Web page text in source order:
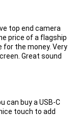
top end camera
price of a flagship
for the money. Very
Great sound
can buy a USB-C
touch to add